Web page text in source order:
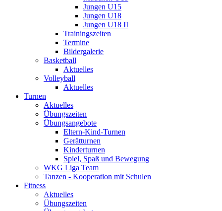
Jungen U15
Jungen U18
Jungen U18 II
Trainingszeiten
Termine
Bildergalerie
Basketball
Aktuelles
Volleyball
Aktuelles
Turnen
Aktuelles
Übungszeiten
Übungsangebote
Eltern-Kind-Turnen
Gerätturnen
Kinderturnen
Spiel, Spaß und Bewegung
WKG Liga Team
Tanzen - Kooperation mit Schulen
Fitness
Aktuelles
Übungszeiten